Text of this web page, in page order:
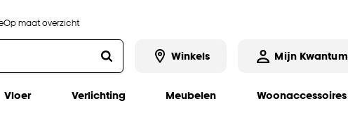
Op maat overzicht
Winkels Mijn Kwantum
Vloer Verlichting Meubelen Woonaccessoires